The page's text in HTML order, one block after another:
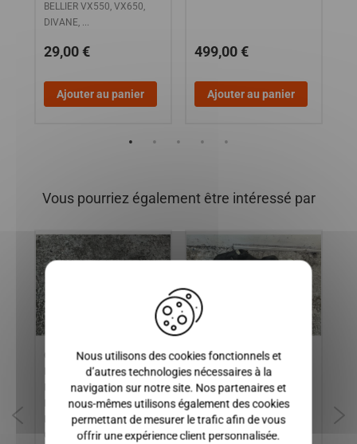
BELLIER VX550, VX650,
DIVANE, ...
29,00 €
Ajouter au panier
499,00 €
Ajouter au panier
Vous pourriez également être intéressé par
CAPTEUR DE TOUR
MOTEUR LOMBARDINI DCI,
MICROCAR CARGO, MGO 2,
F8C, M8, MGO 3-4, MGO 6 /
LIGIER XTOO R, XTOO RS,
OPTIMAX, IXO, JSRC, JS50
RESERVOIR DE
CARBURANT MICROCAR
MC1, MC2, MGO 1 et 2, M8,
F8C / LIGIER JSRX, FLEX
Nous utilisons des cookies fonctionnels et
d’autres technologies nécessaires à la
navigation sur notre site. Nos partenaires et
nous-mêmes utilisons également des cookies
permettant de mesurer le trafic afin de vous
offrir une expérience client personnalisée.